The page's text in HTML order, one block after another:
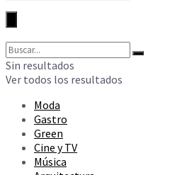
Sin resultados
Ver todos los resultados
Moda
Gastro
Green
Cine y TV
Música